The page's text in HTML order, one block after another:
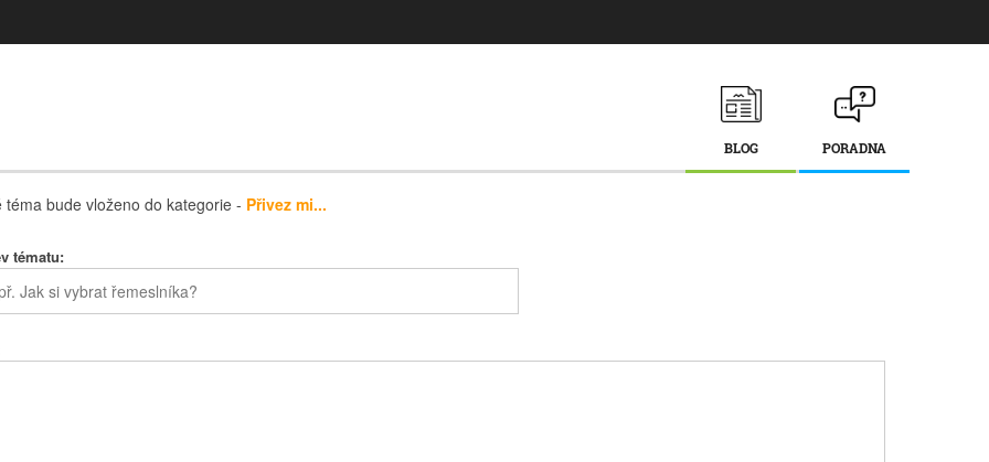
BLOG PORADNA
téma bude vloženo do kategorie - Přivez mi...
tématu: